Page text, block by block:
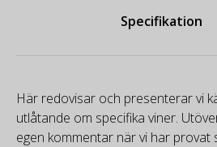
Specifikation
Här redovisar och presenterar vi
utlåtande om specifika viner.
egen kommentar när vi har provat